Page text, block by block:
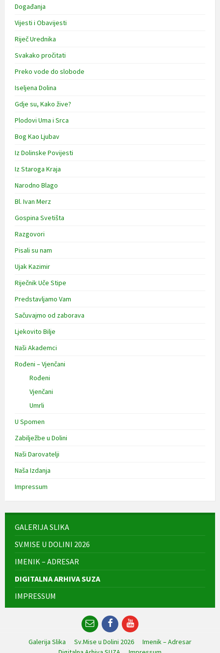
Događanja
Vijesti i Obavijesti
Riječ Urednika
Svakako pročitati
Preko vode do slobode
Iseljena Dolina
Gdje su, Kako žive?
Plodovi Uma i Srca
Bog Kao Ljubav
Iz Dolinske Povijesti
Iz Staroga Kraja
Narodno Blago
Bl. Ivan Merz
Gospina Svetišta
Razgovori
Pisali su nam
Ujak Kazimir
Riječnik Uče Stipe
Predstavljamo Vam
Sačuvajmo od zaborava
Ljekovito Bilje
Naši Akademci
Rođeni – Vjenčani
Rođeni
Vjenčani
Umrli
U Spomen
Zabilježbe u Dolini
Naši Darovatelji
Naša Izdanja
Impressum
GALERIJA SLIKA
SV.MISE U DOLINI 2026
IMENIK – ADRESAR
DIGITALNA ARHIVA SUZA
IMPRESSUM
EmailFacebookYouTube
Galerija Slika Sv.Mise u Dolini 2026
Imenik – Adresar